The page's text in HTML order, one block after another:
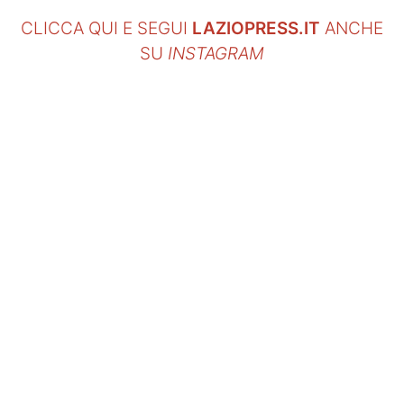
CLICCA QUI E SEGUI LAZIOPRESS.IT ANCHE
SU INSTAGRAM